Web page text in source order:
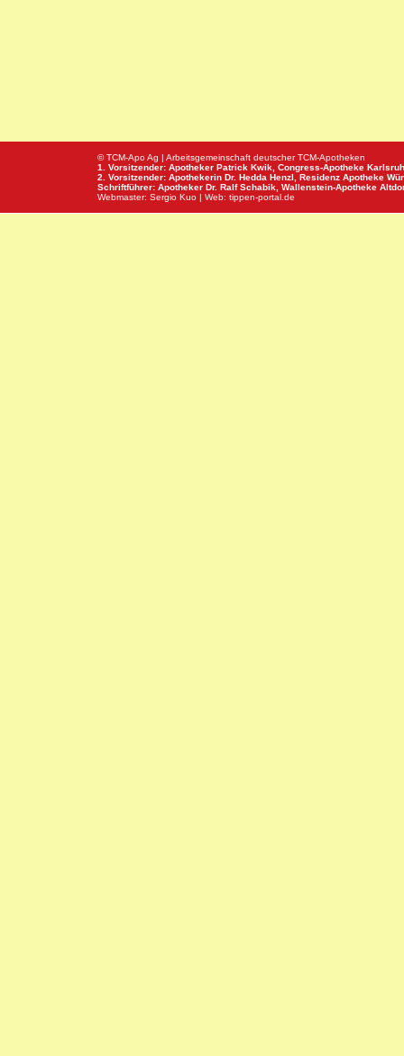
© TCM-Apo Ag | Arbeitsgemeinschaft deutscher TCM-Apotheken
1. Vorsitzender: Apotheker Patrick Kwik, Congress-Apotheke
2. Vorsitzender: Apothekerin Dr. Hedda Henzl, Residenz Apotheke
Schriftführer: Apotheker Dr. Ralf Schabik, Wallenstein-Apotheke
Webmaster: Sergio Kuo | Web: tippen-portal.de